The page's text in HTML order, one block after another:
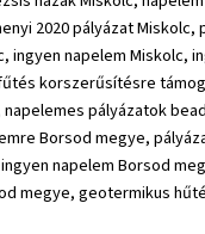
2020 pályázat
napelem
korszerűsítésre
pályázatok
Borsod megye,
napelem Borsod
megye, geotermikus